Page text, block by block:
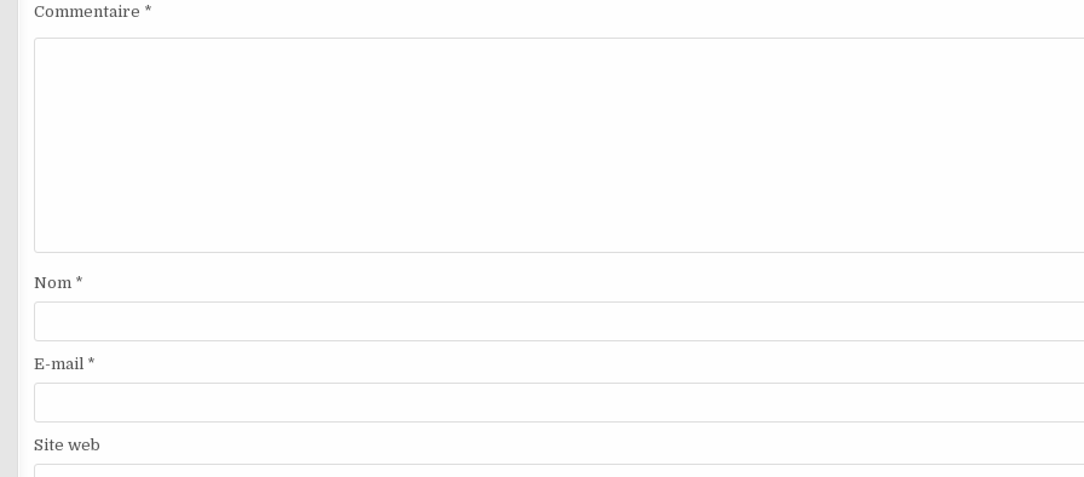
Commentaire *
Nom *
E-mail *
Site web